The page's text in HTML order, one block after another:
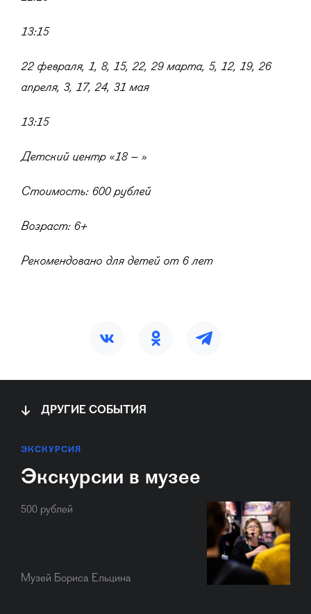
13:15
22 февраля, 1, 8, 15, 22, 29 марта, 5, 12, 19, 26
апреля, 3, 17, 24, 31 мая
13:15
Детский центр «18 – »
Стоимость: 600 рублей
Возраст: 6+
Рекомендовано для детей от 6 лет
ДРУГИЕ СОБЫТИЯ
ЭКСКУРСИЯ
Экскурсии в музее
500 рублей
Музей Бориса Ельцина